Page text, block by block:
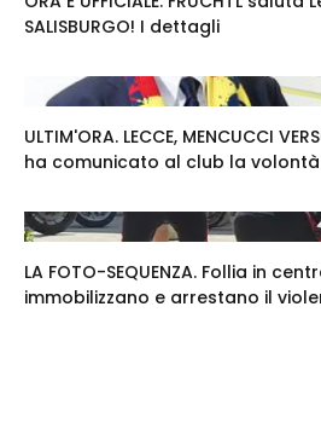
SALISBURGO! I dettagli
ULTIM'ORA. LECCE, MENCUCCI
ha comunicato al club la
LA FOTO-SEQUENZA. Follia in
immobilizzano e arrestano il